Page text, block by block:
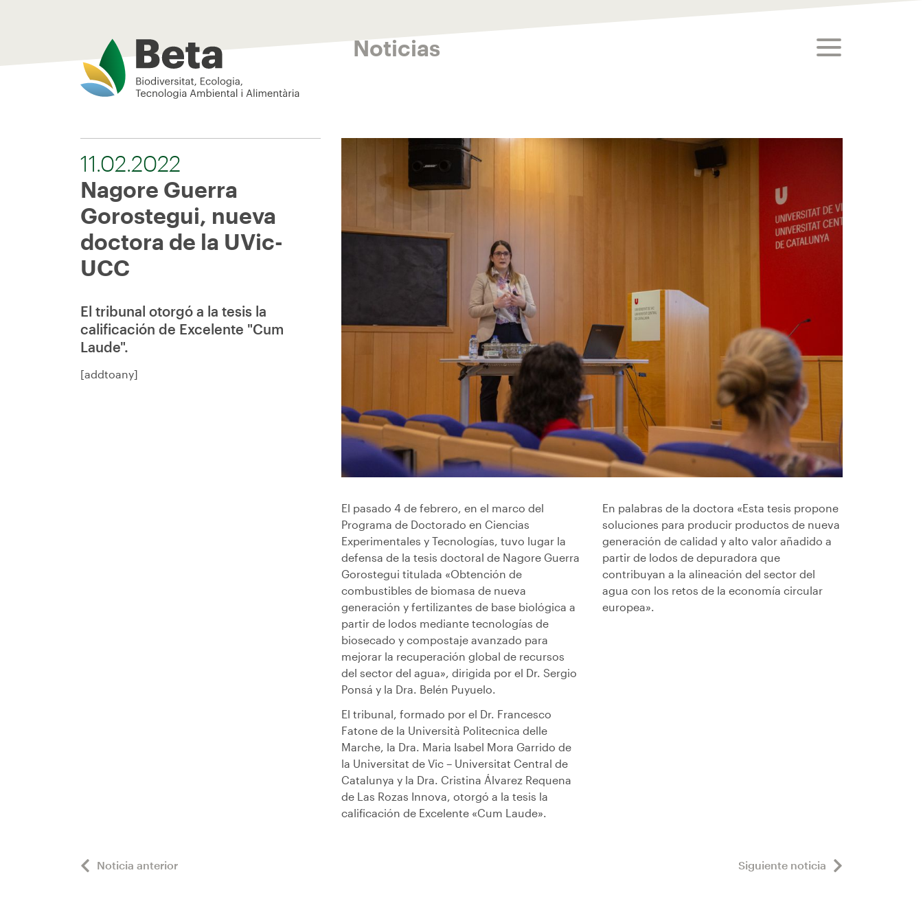
Beta Tech Center toggle menu
Noticias
11.02.2022
Nagore Guerra
Gorostegui, nueva
doctora de la UVic-
UCC
El tribunal otorgó a la tesis la
calificación de Excelente "Cum
Laude".
[addtoany]
El pasado 4 de febrero, en el marco del
Programa de Doctorado en Ciencias
Experimentales y Tecnologías, tuvo lugar la
defensa de la tesis doctoral de Nagore Guerra
Gorostegui titulada «Obtención de
combustibles de biomasa de nueva
generación y fertilizantes de base biológica a
partir de lodos mediante tecnologías de
biosecado y compostaje avanzado para
mejorar la recuperación global de recursos
del sector del agua», dirigida por el Dr. Sergio
Ponsá y la Dra. Belén Puyuelo.
El tribunal, formado por el Dr. Francesco
Fatone de la Università Politecnica delle
Marche, la Dra. Maria Isabel Mora Garrido de
la Universitat de Vic – Universitat Central de
Catalunya y la Dra. Cristina Álvarez Requena
de Las Rozas Innova, otorgó a la tesis la
calificación de Excelente «Cum Laude».
En palabras de la doctora «Esta tesis propone
soluciones para producir productos de nueva
generación de calidad y alto valor añadido a
partir de lodos de depuradora que
contribuyan a la alineación del sector del
agua con los retos de la economía circular
europea».
Noticia anterior Siguiente noticia